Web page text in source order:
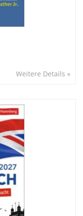
Weitere Details »